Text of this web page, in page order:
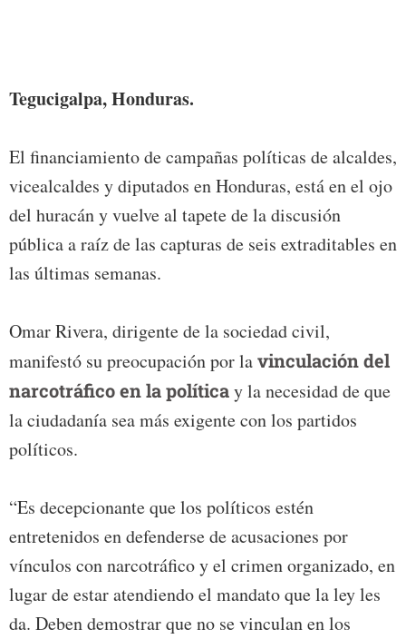
Tegucigalpa, Honduras.
El financiamiento de campañas políticas de alcaldes,
vicealcaldes y diputados en Honduras, está en el ojo
del huracán y vuelve al tapete de la discusión
pública a raíz de las capturas de seis extraditables en
las últimas semanas.
Omar Rivera, dirigente de la sociedad civil,
manifestó su preocupación por lavinculación del
narcotráfico en la políticay la necesidad de que
la ciudadanía sea más exigente con los partidos
políticos.
“Es decepcionante que los políticos estén
entretenidos en defenderse de acusaciones por
vínculos con narcotráfico y el crimen organizado, en
lugar de estar atendiendo el mandato que la ley les
da. Deben demostrar que no se vinculan en los